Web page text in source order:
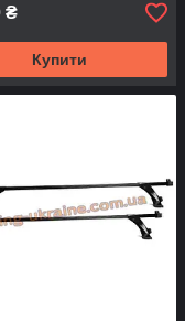
₴
Купити